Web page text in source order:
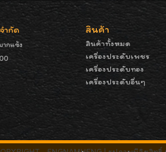
ำกัด
กแข้ง
สินค้า
สินค้าทั้งหมด
เครื่องประดับเพชร
เครื่องประดับทอง
เครื่องประดับอื่นๆ